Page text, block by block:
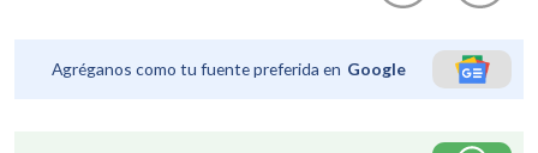
Agréganos como tu fuente preferida en Google